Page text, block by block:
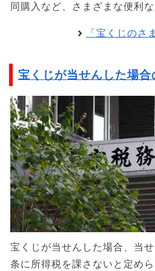
同購入など、さまざまな便利
「宝くじのさ
宝くじが当せんした場合
宝くじが当せんした場合、当
条に所得税を課さないと定め